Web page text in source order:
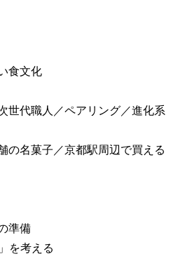
食文化
世代職人／ペアリング／進化系
の名菓子／京都駅周辺で買える
準備
を考える